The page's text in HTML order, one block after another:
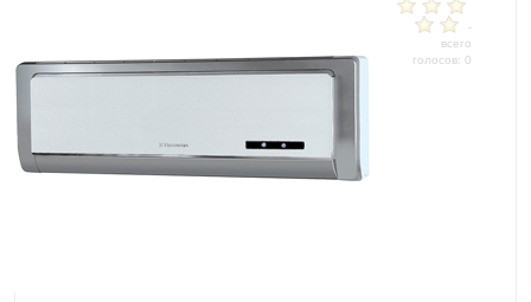
-
всего
голосов: 0